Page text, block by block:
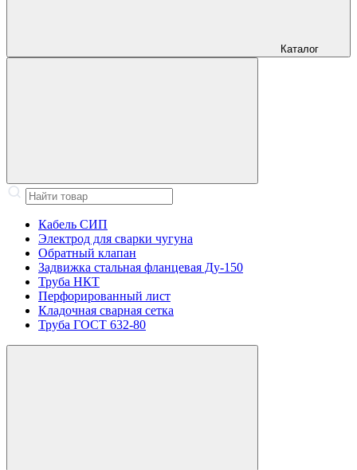
Каталог
Кабель СИП
Электрод для сварки чугуна
Обратный клапан
Задвижка стальная фланцевая Ду-150
Труба НКТ
Перфорированный лист
Кладочная сварная сетка
Труба ГОСТ 632-80